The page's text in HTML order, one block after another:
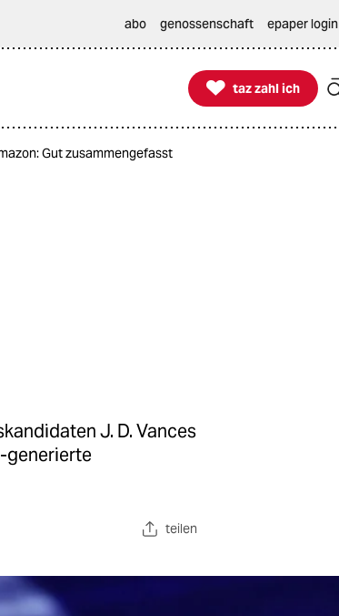
abo genossenschaft epaper login

taz zahl ich
taz zahl ich
Gut zusammengefasst
J. D. Vances
generierte
teilen